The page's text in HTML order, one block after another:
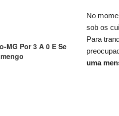
MG Por 3 A 0 E Se
No
sob os
Para
uma